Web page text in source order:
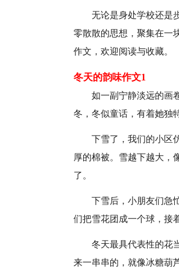
无论是身处学校还是
零散散的思想，聚集在一
作文，欢迎阅读与收藏。
冬天的韵味作文1
如一副宁静淡远的画
冬，冬似童话，有着她
下雪了，我们的小区
厚的棉被。雪越下越大，
了。
下雪后，小朋友们急
们把雪花团成一个球，接
冬天最具代表性的花
来一串串的，就像冰糖葫